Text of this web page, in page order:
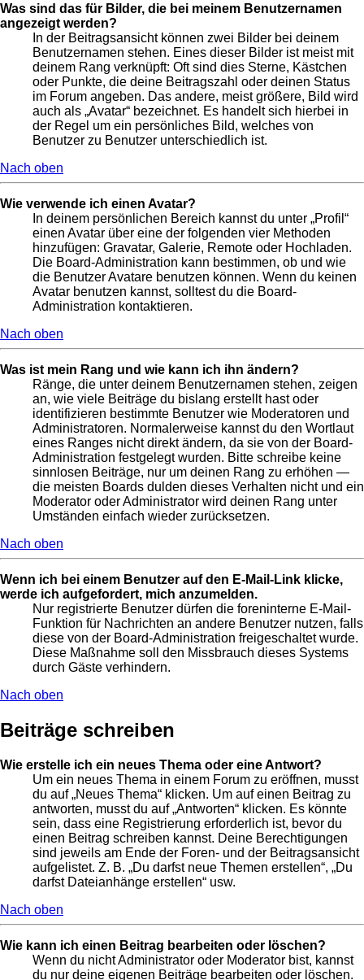
Was sind das für Bilder, die bei meinem Benutzernamen
angezeigt werden?
In der Beitragsansicht können zwei Bilder bei deinem
Benutzernamen stehen. Eines dieser Bilder ist meist mit
deinem Rang verknüpft: Oft sind dies Sterne, Kästchen
oder Punkte, die deine Beitragszahl oder deinen Status
im Forum angeben. Das andere, meist größere, Bild wird
auch als „Avatar“ bezeichnet. Es handelt sich hierbei in
der Regel um ein persönliches Bild, welches von
Benutzer zu Benutzer unterschiedlich ist.
Nach oben
Wie verwende ich einen Avatar?
In deinem persönlichen Bereich kannst du unter „Profil“
einen Avatar über eine der folgenden vier Methoden
hinzufügen: Gravatar, Galerie, Remote oder Hochladen.
Die Board-Administration kann bestimmen, ob und wie
die Benutzer Avatare benutzen können. Wenn du keinen
Avatar benutzen kannst, solltest du die Board-
Administration kontaktieren.
Nach oben
Was ist mein Rang und wie kann ich ihn ändern?
Ränge, die unter deinem Benutzernamen stehen, zeigen
an, wie viele Beiträge du bislang erstellt hast oder
identifizieren bestimmte Benutzer wie Moderatoren und
Administratoren. Normalerweise kannst du den Wortlaut
eines Ranges nicht direkt ändern, da sie von der Board-
Administration festgelegt wurden. Bitte schreibe keine
sinnlosen Beiträge, nur um deinen Rang zu erhöhen —
die meisten Boards dulden dieses Verhalten nicht und ein
Moderator oder Administrator wird deinen Rang unter
Umständen einfach wieder zurücksetzen.
Nach oben
Wenn ich bei einem Benutzer auf den E-Mail-Link klicke,
werde ich aufgefordert, mich anzumelden.
Nur registrierte Benutzer dürfen die foreninterne E-Mail-
Funktion für Nachrichten an andere Benutzer nutzen, falls
diese von der Board-Administration freigeschaltet wurde.
Diese Maßnahme soll den Missbrauch dieses Systems
durch Gäste verhindern.
Nach oben
Beiträge schreiben
Wie erstelle ich ein neues Thema oder eine Antwort?
Um ein neues Thema in einem Forum zu eröffnen, musst
du auf „Neues Thema“ klicken. Um auf einen Beitrag zu
antworten, musst du auf „Antworten“ klicken. Es könnte
sein, dass eine Registrierung erforderlich ist, bevor du
einen Beitrag schreiben kannst. Deine Berechtigungen
sind jeweils am Ende der Foren- und der Beitragsansicht
aufgelistet. Z. B. „Du darfst neue Themen erstellen“, „Du
darfst Dateianhänge erstellen“ usw.
Nach oben
Wie kann ich einen Beitrag bearbeiten oder löschen?
Wenn du nicht Administrator oder Moderator bist, kannst
du nur deine eigenen Beiträge bearbeiten oder löschen.